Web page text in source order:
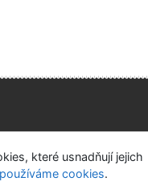
Nastavení cookies
které usnadňují jejich
cookies.